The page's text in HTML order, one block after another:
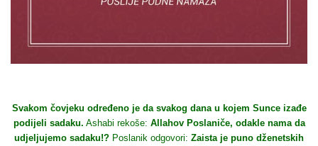
Svakom čovjeku određeno je da svakog dana u kojem Sunce izađe
podijeli sadaku. Ashabi rekoše: Allahov Poslaniče, odakle nama da
udjeljujemo sadaku!? Poslanik odgovori: Zaista je puno dženetskih